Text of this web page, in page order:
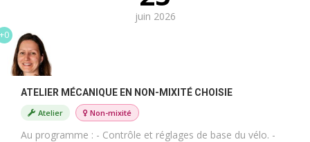
juin 2026
ATELIER MÉCANIQUE EN NON-MIXITÉ CHOISIE
Atelier Non-mixité
Au programme : - Contrôle et réglages de base du vélo. -